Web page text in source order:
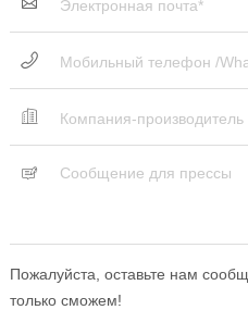
Пожалуйста, оставьте нам
только сможем!